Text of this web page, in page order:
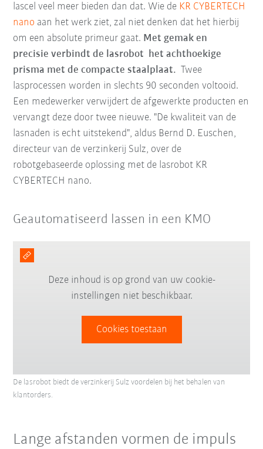
lascel veel meer bieden dan dat. Wie de KR CYBERTECH
nano aan het werk ziet, zal niet denken dat het hierbij
om een absolute primeur gaat. Met gemak en
precisie verbindt de lasrobot het achthoekige
prisma met de compacte staalplaat. Twee
lasprocessen worden in slechts 90 seconden voltooid.
Een medewerker verwijdert de afgewerkte producten en
vervangt deze door twee nieuwe. "De kwaliteit van de
lasnaden is echt uitstekend", aldus Bernd D. Euschen,
directeur van de verzinkerij Sulz, over de
robotgebaseerde oplossing met de lasrobot KR
CYBERTECH nano.
Geautomatiseerd lassen in een KMO
Deze inhoud is op grond van uw cookie-
instellingen niet beschikbaar.
Cookies toestaan
De lasrobot biedt de verzinkerij Sulz voordelen bij het behalen van
klantorders.
Lange afstanden vormen de impuls